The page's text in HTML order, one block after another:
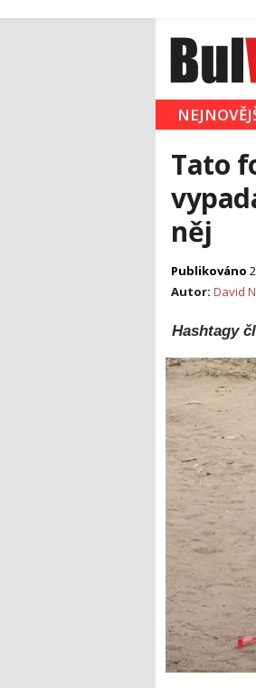
Tato
něj
Publikováno
Autor: David
Hashtagy